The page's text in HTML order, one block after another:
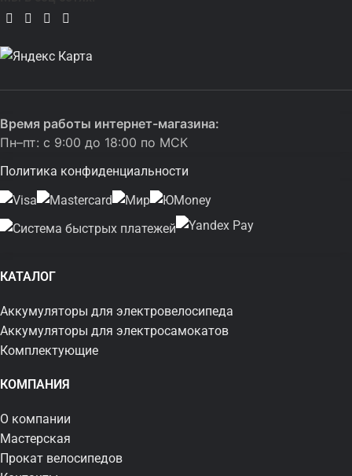
Время работы интернет-магазина:
Пн–пт: с 9:00 до 18:00 по МСК
Политика конфиденциальности
КАТАЛОГ
Аккумуляторы для электровелосипеда
Аккумуляторы для электросамокатов
Комплектующие
КОМПАНИЯ
О компании
Мастерская
Прокат велосипедов